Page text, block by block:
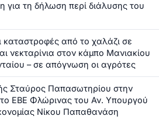
για τη δήλωση περί διάλυσης του
καταστροφές από το χαλάζι σε
νεκταρίνια στον κάμπο Μανιακίου
– σε απόγνωση οι αγρότες
Σταύρος Παπασωτηρίου στην
ΕΒΕ Φλώρινας του Αν. Υπουργού
Νίκου Παπαθανάση